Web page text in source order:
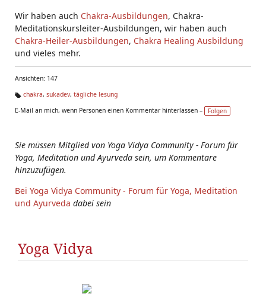
Wir haben auch Chakra-Ausbildungen, Chakra-
Meditationskursleiter-Ausbildungen, wir haben auch
Chakra-Heiler-Ausbildungen, Chakra Healing Ausbildung
und vieles mehr.
Ansichten: 147
g
chakra, sukadev, tägliche lesung
E-Mail an mich, wenn Personen einen Kommentar hinterlassen –
Folgen
Sie müssen Mitglied von Yoga Vidya Community - Forum für
Yoga, Meditation und Ayurveda sein, um Kommentare
hinzuzufügen.
Bei Yoga Vidya Community - Forum für Yoga, Meditation
und Ayurveda dabei sein
Yoga Vidya